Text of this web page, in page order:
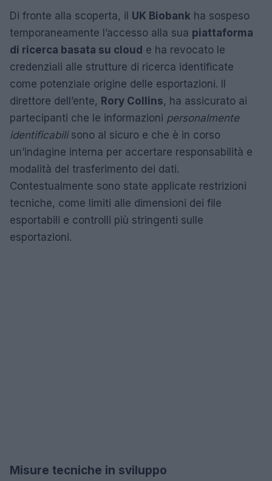
Di fronte alla scoperta, il UK Biobank ha sospeso
temporaneamente l’accesso alla sua piattaforma
di ricerca basata su cloud e ha revocato le
credenziali alle strutture di ricerca identificate
come potenziale origine delle esportazioni. Il
direttore dell’ente, Rory Collins, ha assicurato ai
partecipanti che le informazioni personalmente
identificabilisono al sicuro e che è in corso
un’indagine interna per accertare responsabilità e
modalità del trasferimento dei dati.
Contestualmente sono state applicate restrizioni
tecniche, come limiti alle dimensioni dei file
esportabili e controlli più stringenti sulle
esportazioni.
Misure tecniche in sviluppo